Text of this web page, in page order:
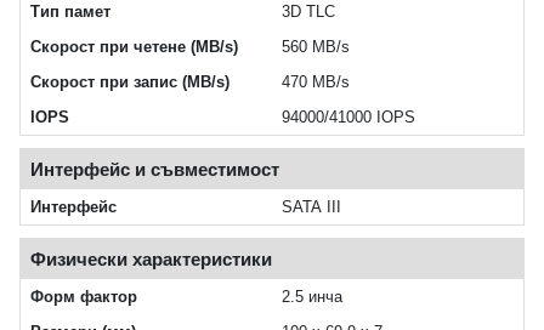
Тип памет
3D TLC
Скорост при четене (MB/s)
560 MB/s
Скорост при запис (MB/s)
470 MB/s
IOPS
94000/41000 IOPS
Интерфейс и съвместимост
Интерфейс SATA III
Физически характеристики
Форм фактор
2.5 инча